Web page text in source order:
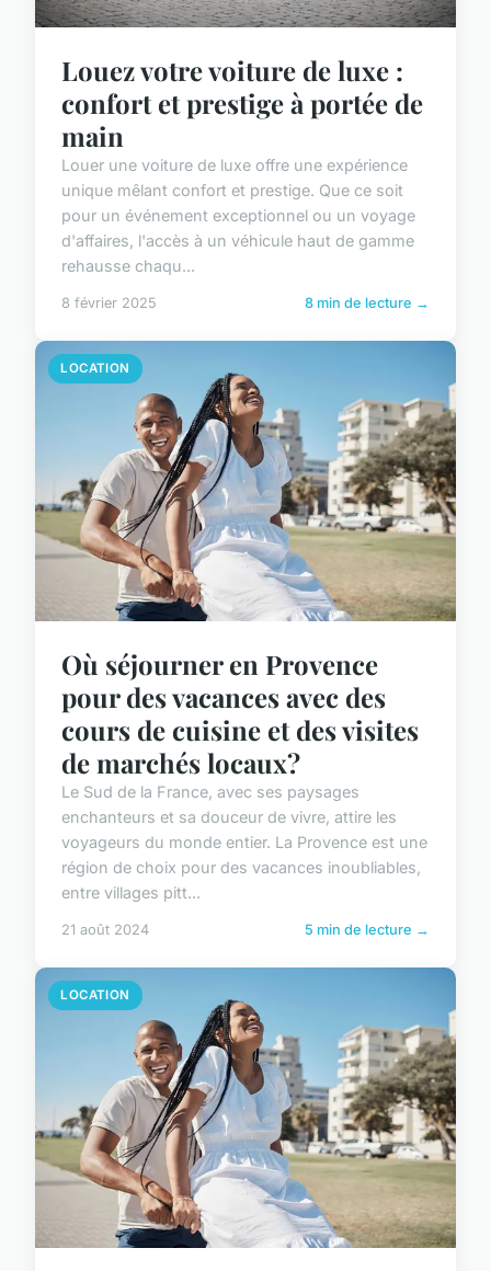
Louez votre voiture de luxe :
confort et prestige à portée de
main
Louer une voiture de luxe offre une expérience
unique mêlant confort et prestige. Que ce soit
pour un événement exceptionnel ou un voyage
d'affaires, l'accès à un véhicule haut de gamme
rehausse chaqu...
8 février 2025 8 min de lecture →
LOCATION
Où séjourner en Provence
pour des vacances avec des
cours de cuisine et des visites
de marchés locaux?
Le Sud de la France, avec ses paysages
enchanteurs et sa douceur de vivre, attire les
voyageurs du monde entier. La Provence est une
région de choix pour des vacances inoubliables,
entre villages pitt...
21 août 2024 5 min de lecture →
LOCATION